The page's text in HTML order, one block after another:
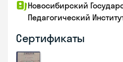
Новосибирский
Педагогический
Сертификаты